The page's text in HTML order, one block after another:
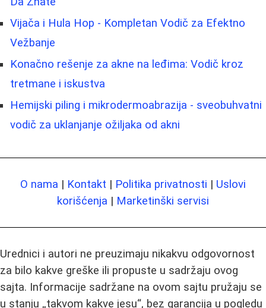
Vijača i Hula Hop - Kompletan Vodič za Efektno
Vežbanje
Konačno rešenje za akne na leđima: Vodič kroz
tretmane i iskustva
Hemijski piling i mikrodermoabrazija - sveobuhvatni
vodič za uklanjanje ožiljaka od akni
O nama | Kontakt | Politika privatnosti | Uslovi
korišćenja | Marketinški servisi
Urednici i autori ne preuzimaju nikakvu odgovornost
za bilo kakve greške ili propuste u sadržaju ovog
sajta. Informacije sadržane na ovom sajtu pružaju se
u stanju „takvom kakve jesu“, bez garancija u pogledu